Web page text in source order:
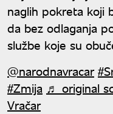
naglih pokreta koji
da bez odlaganja
službe koje su
@narodnavracar
#Zmija ♬ original
Vračar